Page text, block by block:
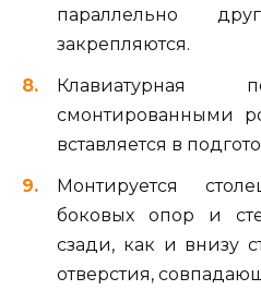
параллельно
закрепляются.
смонтированными
вставляется в
Монтируется
боковых опор и
сзади, как и внизу
отверстия,